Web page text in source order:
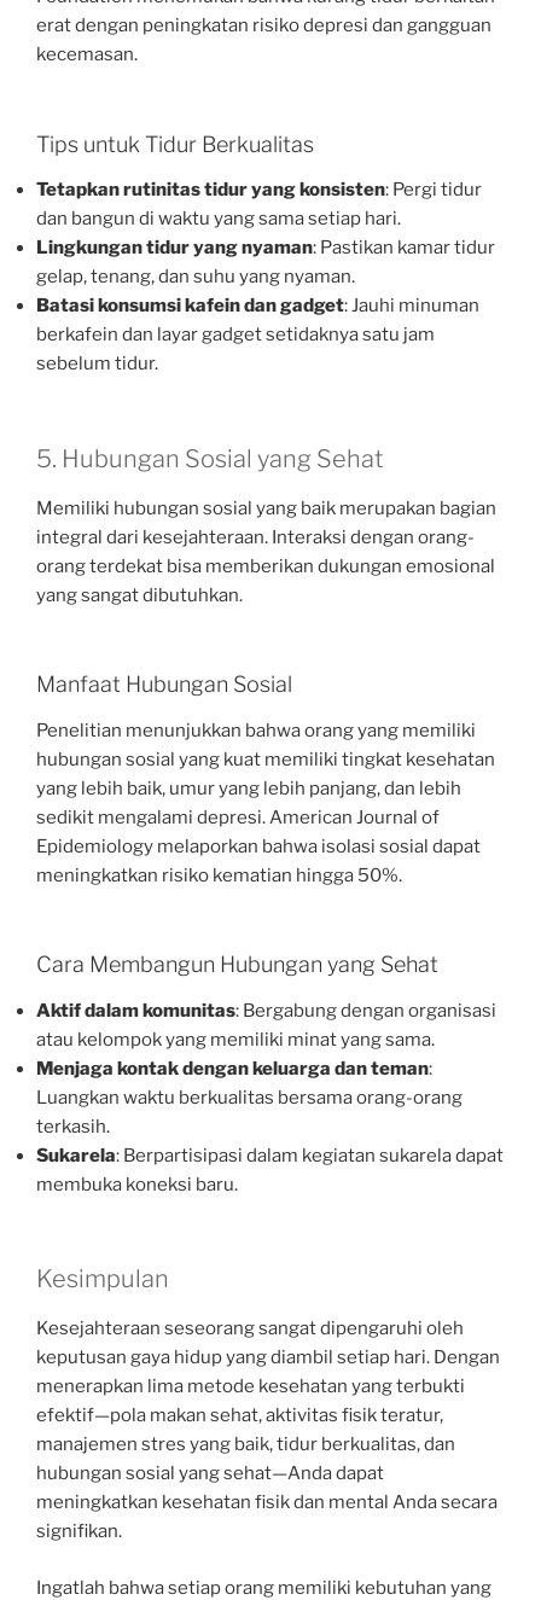
erat dengan peningkatan risiko depresi dan gangguan
kecemasan.
Tips untuk Tidur Berkualitas
Tetapkan rutinitas tidur yang konsisten: Pergi tidur
dan bangun di waktu yang sama setiap hari.
Lingkungan tidur yang nyaman: Pastikan kamar tidur
gelap, tenang, dan suhu yang nyaman.
Batasi konsumsi kafein dan gadget: Jauhi minuman
berkafein dan layar gadget setidaknya satu jam
sebelum tidur.
5. Hubungan Sosial yang Sehat
Memiliki hubungan sosial yang baik merupakan bagian
integral dari kesejahteraan. Interaksi dengan orang-
orang terdekat bisa memberikan dukungan emosional
yang sangat dibutuhkan.
Manfaat Hubungan Sosial
Penelitian menunjukkan bahwa orang yang memiliki
hubungan sosial yang kuat memiliki tingkat kesehatan
yang lebih baik, umur yang lebih panjang, dan lebih
sedikit mengalami depresi. American Journal of
Epidemiology melaporkan bahwa isolasi sosial dapat
meningkatkan risiko kematian hingga 50%.
Cara Membangun Hubungan yang Sehat
Aktif dalam komunitas: Bergabung dengan organisasi
atau kelompok yang memiliki minat yang sama.
Menjaga kontak dengan keluarga dan teman:
Luangkan waktu berkualitas bersama orang-orang
terkasih.
Sukarela: Berpartisipasi dalam kegiatan sukarela dapat
membuka koneksi baru.
Kesimpulan
Kesejahteraan seseorang sangat dipengaruhi oleh
keputusan gaya hidup yang diambil setiap hari. Dengan
menerapkan lima metode kesehatan yang terbukti
efektif—pola makan sehat, aktivitas fisik teratur,
manajemen stres yang baik, tidur berkualitas, dan
hubungan sosial yang sehat—Anda dapat
meningkatkan kesehatan fisik dan mental Anda secara
signifikan.
Ingatlah bahwa setiap orang memiliki kebutuhan yang